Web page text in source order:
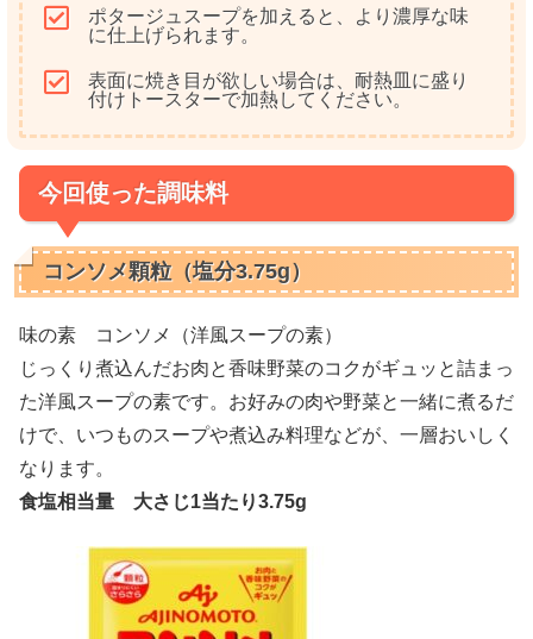
ポタージュスープを加えると、より濃厚な味
に仕上げられます。
表面に焼き目が欲しい場合は、耐熱皿に盛り
付けトースターで加熱してください。
今回使った調味料
コンソメ顆粒（塩分3.75g）
味の素 コンソメ（洋風スープの素）
じっくり煮込んだお肉と香味野菜のコクがギュッと詰まっ
た洋風スープの素です。お好みの肉や野菜と一緒に煮るだ
けで、いつものスープや煮込み料理などが、一層おいしく
なります。
食塩相当量 大さじ1当たり3.75g